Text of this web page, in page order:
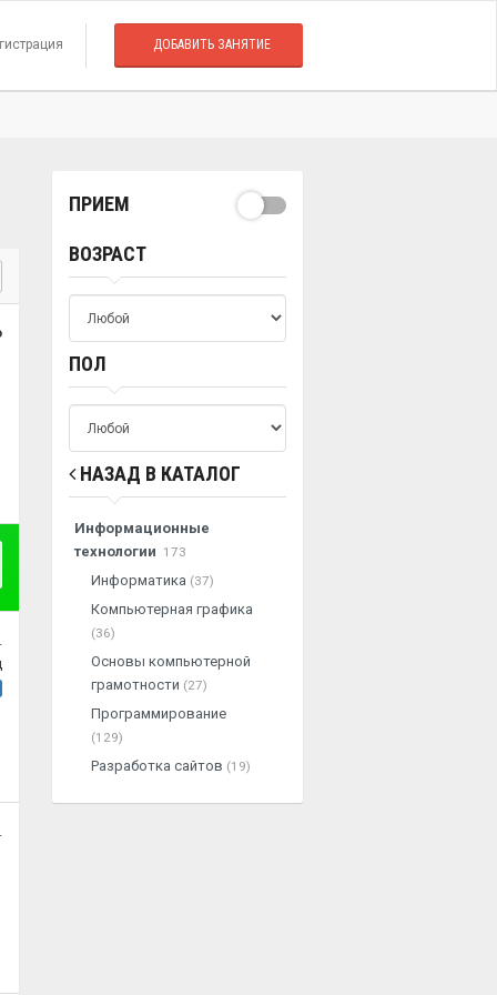
ДОБАВИТЬ ЗАНЯТИЕ
ПРИЕМ
ВОЗРАСТ
ПОЛ
НАЗАД В КАТАЛОГ
Информационные
технологии 173
Информатика (37)
Компьютерная графика
(36)
Основы компьютерной
грамотности (27)
Программирование
(129)
Разработка сайтов (19)